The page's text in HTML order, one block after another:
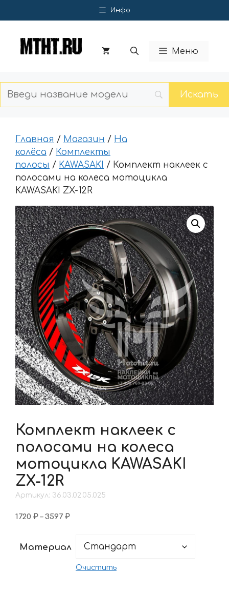
к
Инфо
Меню
Главная / Магазин / На
колёса / Комплекты
полосы / KAWASAKI / Комплект наклеек с
полосами на колеса мотоцикла
KAWASAKI ZX-12R
Комплект наклеек с
полосами на колеса
мотоцикла KAWASAKI
ZX-12R
Артикул: 36.03.02.05.025
1720 ₽ – 3597 ₽Диапазон
–
Материал
Очистить